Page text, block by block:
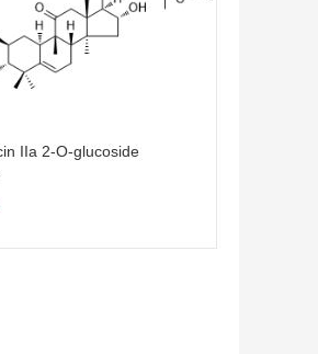
IIa 2-O-glucoside